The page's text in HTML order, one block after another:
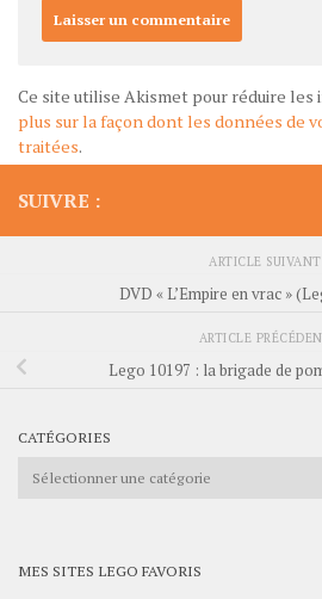
Ce site utilise Akismet pour réduire les
plus sur la façon dont les données de
traitées.
SUIVRE :
ARTICLE SUIVANT
DVD « L’Empire en vrac »
ARTICLE
Lego 10197 : la brigade de
CATÉGORIES
Catégories
MES SITES LEGO FAVORIS